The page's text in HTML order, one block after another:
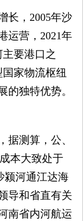
长，2005年沙
运营，2021年
要港口之
家物流枢纽
的独特优势。
据测算，公、
本大致处于
颍河通江达海
导和省直有关
南省内河航运